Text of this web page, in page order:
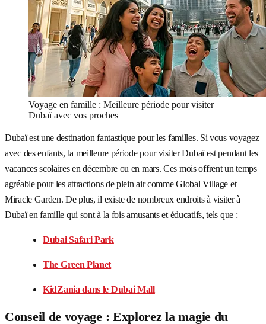
Voyage en famille : Meilleure période pour visiter
Dubaï avec vos proches
Dubaï est une destination fantastique pour les familles. Si vous voyagez
avec des enfants, la meilleure période pour visiter Dubaï est pendant les
vacances scolaires en décembre ou en mars. Ces mois offrent un temps
agréable pour les attractions de plein air comme Global Village et
Miracle Garden. De plus, il existe de nombreux endroits à visiter à
Dubaï en famille qui sont à la fois amusants et éducatifs, tels que :
Dubai Safari Park
The Green Planet
KidZania dans le Dubai Mall
Conseil de voyage : Explorez la magie du